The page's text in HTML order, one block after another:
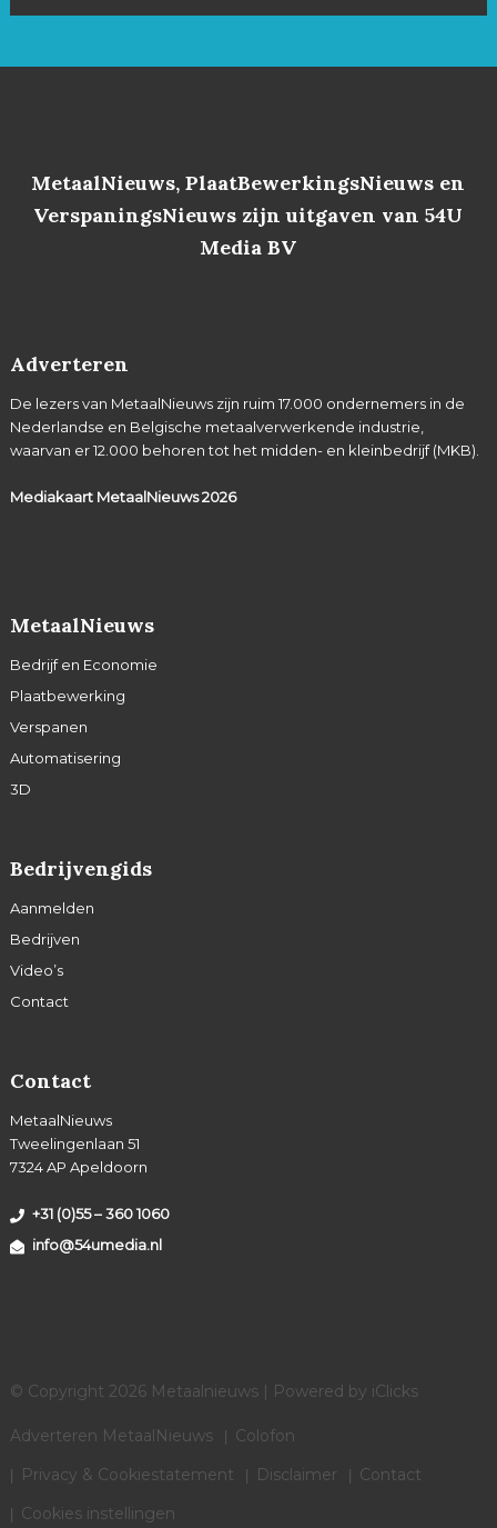
MetaalNieuws, PlaatBewerkingsNieuws en
VerspaningsNieuws zijn uitgaven van 54U
Media BV
Adverteren
De lezers van MetaalNieuws zijn ruim 17.000 ondernemers in de
Nederlandse en Belgische metaalverwerkende industrie,
waarvan er 12.000 behoren tot het midden- en kleinbedrijf (MKB).
Mediakaart MetaalNieuws2026
MetaalNieuws
Bedrijf en Economie
Plaatbewerking
Verspanen
Automatisering
3D
Bedrijvengids
Aanmelden
Bedrijven
Video’s
Contact
Contact
MetaalNieuws
Tweelingenlaan 51
7324 AP Apeldoorn
+31 (0)55 – 360 1060
info@54umedia.nl
© Copyright 2026 Metaalnieuws | Powered by iClicks
Adverteren MetaalNieuws
Colofon
Privacy & Cookiestatement
Disclaimer
Contact
Cookies instellingen